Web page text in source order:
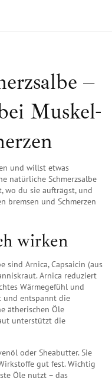
–
Muskel-
und willst etwas
natürliche Schmerzsalbe
wo du sie aufträgst, und
bremsen und Schmerzen
wirken
sind Arnica, Capsaicin (aus
Arnica reduziert
Wärmegefühl und
und entspannt die
ätherischen Öle
unterstützt die
oder Sheabutter. Sie
gut fest. Wichtig
Öle nutzt – das